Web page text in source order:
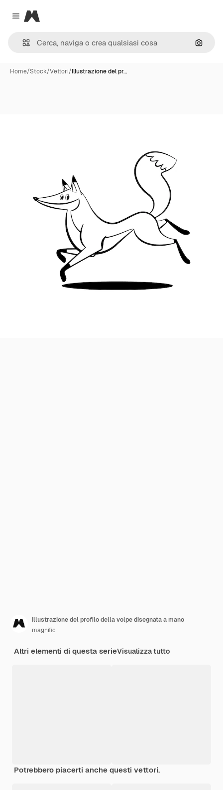
Close menu
Magnific
Cerca
Home/Stock/Vettori/Illustrazione del pr…
Illustrazione del profilo della volpe disegnata a mano
magnific
Altri elementi di questa serieVisualizza tutto
Potrebbero piacerti anche questi vettori.